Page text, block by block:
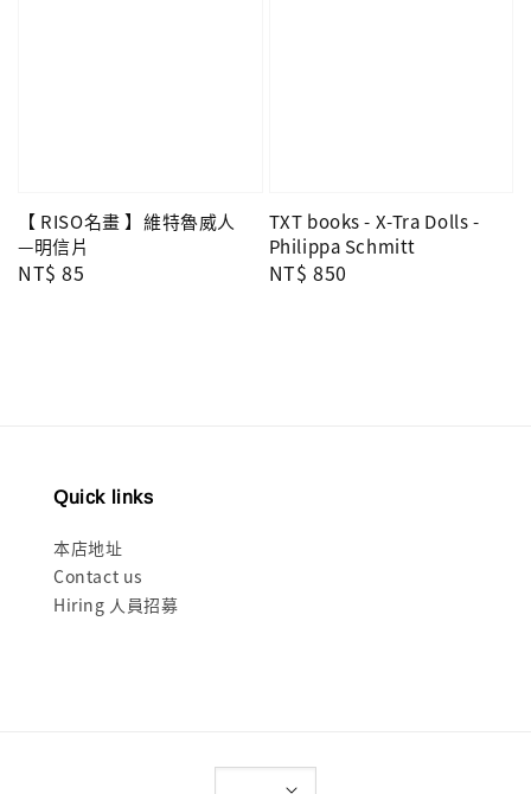
【 RISO名畫 】維特魯威人
—明信片
Regular
NT$ 85
TXT books - X-Tra Dolls -
Philippa Schmitt
Regular
NT$ 850
Quick links
本店地址
Contact us
Hiring 人員招募